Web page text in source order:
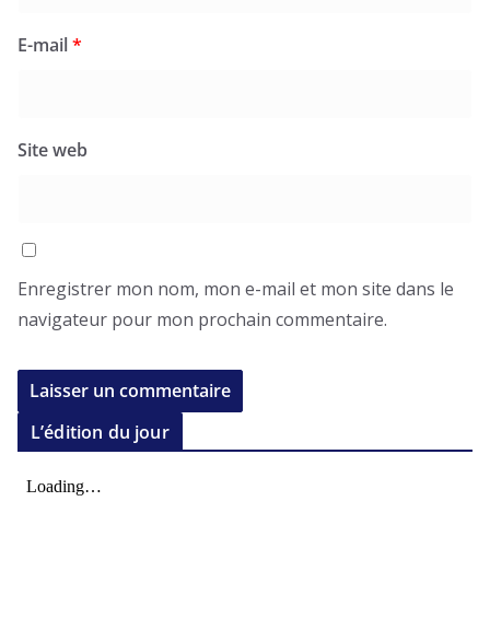
E-mail*
Site web
Enregistrer mon nom, mon e-mail et mon site dans le
navigateur pour mon prochain commentaire.
L’édition du jour